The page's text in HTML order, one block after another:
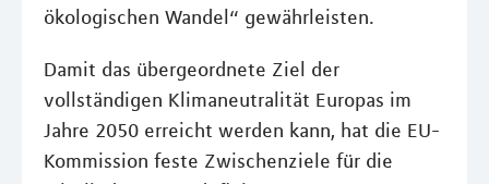
ökologischen Wandel“ gewährleisten.
Damit das übergeordnete Ziel der
vollständigen Klimaneutralität Europas im
Jahre 2050 erreicht werden kann, hat die EU-
Kommission feste Zwischenziele für die